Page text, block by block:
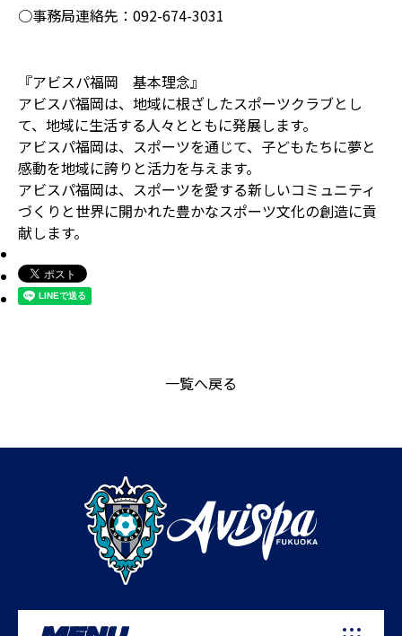
○事務局連絡先： 092-674-3031
『アビスパ福岡 基本理念』
アビスパ福岡は、地域に根ざしたスポーツクラブとし
て、地域に生活する人々とともに発展します。
アビスパ福岡は、スポーツを通じて、子どもたちに夢と
感動を地域に誇りと活力を与えます。
アビスパ福岡は、スポーツを愛する新しいコミュニティ
づくりと世界に開かれた豊かなスポーツ文化の創造に貢
献します。
一覧へ戻る